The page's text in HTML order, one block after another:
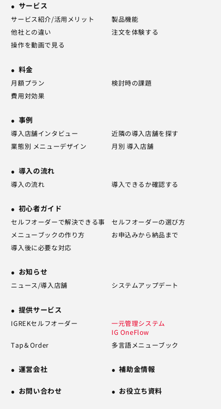
サービス
サービス紹介/活用メリット
製品機能
他社との違い
注文を体験する
操作を動画で見る
料金
月額プラン
検討時の課題
費用対効果
事例
導入店舗インタビュー
近隣の導入店舗を探す
業態別 メニューデザイン
月別 導入店舗
導入の流れ
導入の流れ 導入できるか確認する
初心者ガイド
セルフオーダーで解決できる事
セルフオーダーの選び方
メニューブックの作り方
お申込みから納品まで
導入後に必要な対応
お知らせ
ニュース/導入店舗 システムアップデート
提供サービス
IGREKセルフオーダー
一元管理システム
IG OneFlow
Tap＆Order
多言語メニューブック
運営会社 補助金情報
お問い合わせ お役立ち資料